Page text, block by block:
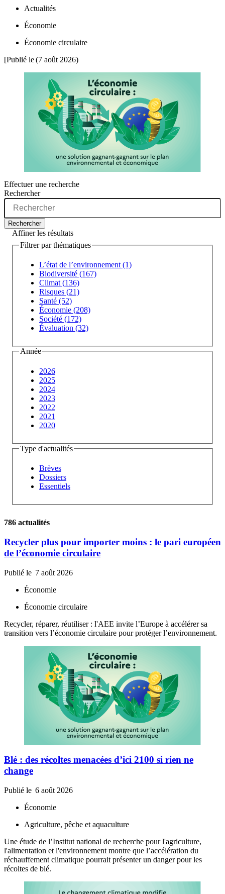
Actualités
Économie
Économie circulaire
[Publié le(7 août 2026)
Effectuer une recherche
Rechercher
Rechercher
Affiner les résultats
Filtrer par thématiques
L’état de l’environnement (1)
Biodiversité (167)
Climat (136)
Risques (21)
Santé (52)
Économie (208)
Société (172)
Évaluation (32)
Année
2026
2025
2024
2023
2022
2021
2020
Type d'actualités
Brèves
Dossiers
Essentiels
786 actualités
Recycler plus pour importer moins : le pari européen
de l’économie circulaire
Publié le 7 août 2026
Économie
Économie circulaire
Recycler, réparer, réutiliser : l'AEE invite l’Europe à accélérer sa
transition vers l’économie circulaire pour protéger l’environnement.
Blé : des récoltes menacées d’ici 2100 si rien ne
change
Publié le 6 août 2026
Économie
Agriculture, pêche et aquaculture
Une étude de l’Institut national de recherche pour l'agriculture,
l'alimentation et l'environnement montre que l’accélération du
réchauffement climatique pourrait présenter un danger pour les
récoltes de blé.